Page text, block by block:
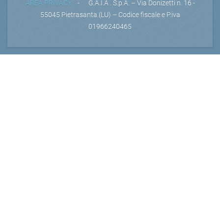
AREA PRIVACY- G.A.I.A . S.p.A. – Via Donizetti n. 16 -
55045 Pietrasanta (LU) – Codice fiscale e P.iva
01966240465